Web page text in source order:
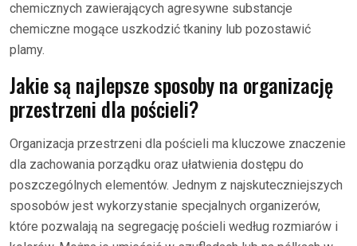
chemicznych zawierających agresywne substancje
chemiczne mogące uszkodzić tkaniny lub pozostawić
plamy.
Jakie są najlepsze sposoby na organizację
przestrzeni dla pościeli?
Organizacja przestrzeni dla pościeli ma kluczowe znaczenie
dla zachowania porządku oraz ułatwienia dostępu do
poszczególnych elementów. Jednym z najskuteczniejszych
sposobów jest wykorzystanie specjalnych organizerów,
które pozwalają na segregację pościeli według rozmiarów i